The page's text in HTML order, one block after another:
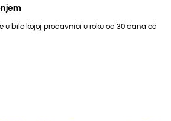
u bilo kojoj prodavnici u roku od 30 dana od